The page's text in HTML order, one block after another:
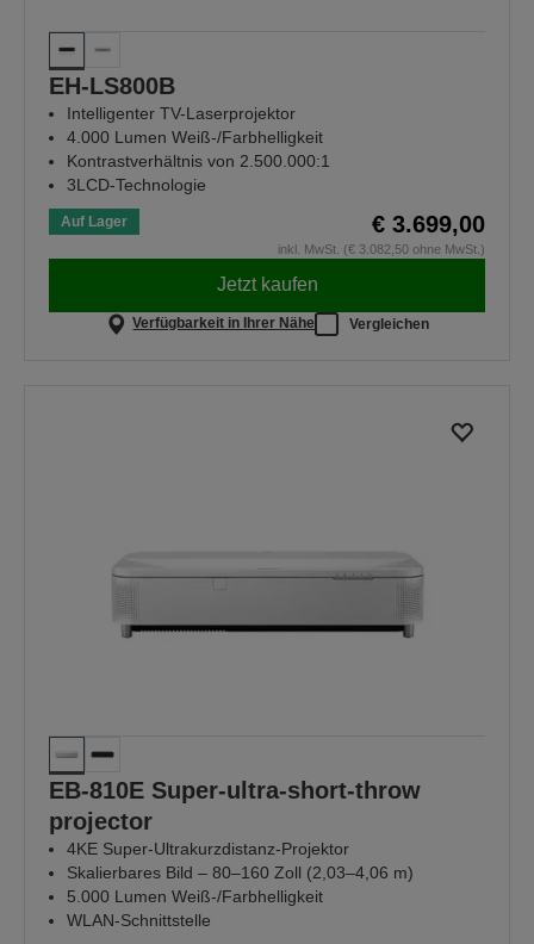
EH-LS800B
Intelligenter TV-Laserprojektor
4.000 Lumen Weiß-/Farbhelligkeit
Kontrastverhältnis von 2.500.000:1
3LCD-Technologie
Auf Lager € 3.699,00
inkl. MwSt. (€ 3.082,50 ohne MwSt.)
Jetzt kaufen
Verfügbarkeit in Ihrer Nähe Vergleichen
EB-810E Super-ultra-short-throw
projector
4KE Super-Ultrakurzdistanz-Projektor
Skalierbares Bild – 80–160 Zoll (2,03–4,06 m)
5.000 Lumen Weiß-/Farbhelligkeit
WLAN-Schnittstelle